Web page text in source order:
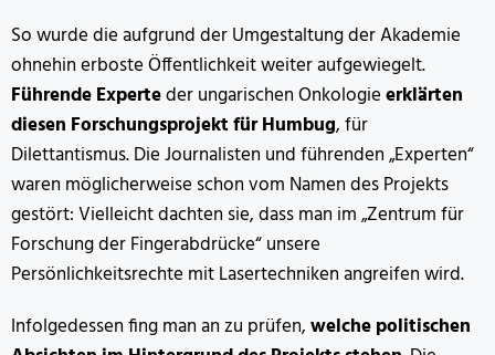
So wurde die aufgrund der Umgestaltung der Akademie
ohnehin erboste Öffentlichkeit weiter aufgewiegelt.
Führende Experteder ungarischen Onkologieerklärten
diesen Forschungsprojekt für Humbug, für
Dilettantismus. Die Journalisten und führenden „Experten“
waren möglicherweise schon vom Namen des Projekts
gestört: Vielleicht dachten sie, dass man im „Zentrum für
Forschung der Fingerabdrücke“ unsere
Persönlichkeitsrechte mit Lasertechniken angreifen wird.
Infolgedessen fing man an zu prüfen,welche politischen